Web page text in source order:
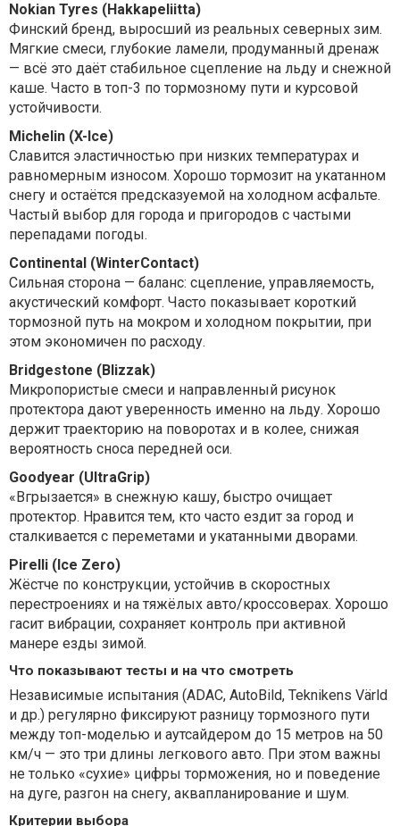
Nokian Tyres (Hakkapeliitta)
Финский бренд, выросший из реальных северных зим.
Мягкие смеси, глубокие ламели, продуманный дренаж
— всё это даёт стабильное сцепление на льду и снежной
каше. Часто в топ-3 по тормозному пути и курсовой
устойчивости.
Michelin (X-Ice)
Славится эластичностью при низких температурах и
равномерным износом. Хорошо тормозит на укатанном
снегу и остаётся предсказуемой на холодном асфальте.
Частый выбор для города и пригородов с частыми
перепадами погоды.
Continental (WinterContact)
Сильная сторона — баланс: сцепление, управляемость,
акустический комфорт. Часто показывает короткий
тормозной путь на мокром и холодном покрытии, при
этом экономичен по расходу.
Bridgestone (Blizzak)
Микропористые смеси и направленный рисунок
протектора дают уверенность именно на льду. Хорошо
держит траекторию на поворотах и в колее, снижая
вероятность сноса передней оси.
Goodyear (UltraGrip)
«Вгрызается» в снежную кашу, быстро очищает
протектор. Нравится тем, кто часто ездит за город и
сталкивается с переметами и укатанными дворами.
Pirelli (Ice Zero)
Жёстче по конструкции, устойчив в скоростных
перестроениях и на тяжёлых авто/кроссоверах. Хорошо
гасит вибрации, сохраняет контроль при активной
манере езды зимой.
Что показывают тесты и на что смотреть
Независимые испытания (ADAC, AutoBild, Teknikens Värld
и др.) регулярно фиксируют разницу тормозного пути
между топ-моделью и аутсайдером до 15 метров на 50
км/ч — это три длины легкового авто. При этом важны
не только «сухие» цифры торможения, но и поведение
на дуге, разгон на снегу, аквапланирование и шум.
Критерии выбора